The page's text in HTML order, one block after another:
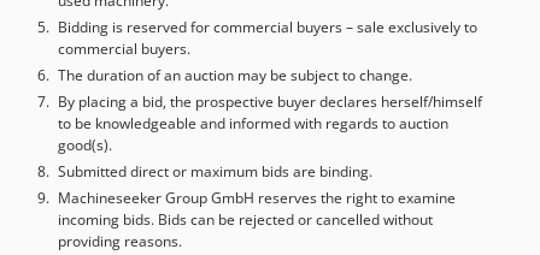
Bidding is reserved for commercial buyers – sale exclusively to
commercial buyers.
The duration of an auction may be subject to change.
By placing a bid, the prospective buyer declares herself/himself
to be knowledgeable and informed with regards to auction
good(s).
Submitted direct or maximum bids are binding.
Machineseeker Group GmbH reserves the right to examine
incoming bids. Bids can be rejected or cancelled without
providing reasons.